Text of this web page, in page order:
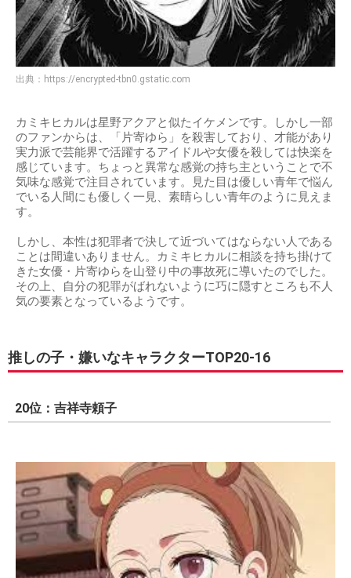
出典： https://encrypted-tbn0.gstatic.com
カミキヒカルは星野アクアと似たイケメンです。しかし一部
のファンからは、「片寄ゆら」を殺害しており、才能があり
実力派で芸能界で活躍するアイドルや女優を殺しては快楽を
感じています。ちょっと異常な感覚の持ち主ということで不
気味な感覚で注目されています。見た目は優しい青年で悩ん
でいる人間にも優しく一見、素晴らしい青年のように見えま
す。
しかし、本性は犯罪者で決して近づいてはならない人である
ことは間違いありません。カミキヒカルに相談を持ち掛けて
きた女優・片寄ゆらを山登り中の事故死に導いたのでした。
その上、自分の犯罪がばれないように巧に隠すところも不人
気の要素となっているようです。
推しの子・嫌いなキャラクターTOP20-16
20位：吉祥寺頼子